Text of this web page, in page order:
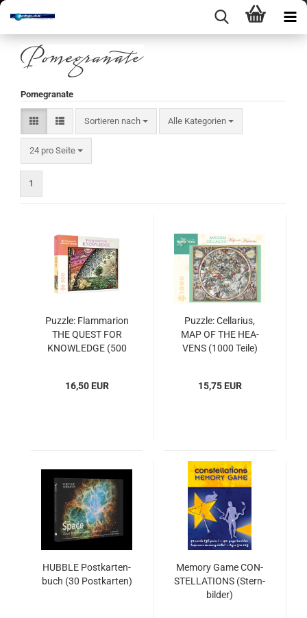
Pomegranate
Sortieren nach
Sortieren nach Alle Kategorien
24 pro Seite
pro Seite
1
Puz­zle: Flam­ma­ri­on
THE QUEST FOR
KNOW­LEDGE (500
16,50 EUR
Puz­zle: Cel­la­ri­us,
MAP OF THE HEA­
VENS (1000 Teile)
15,75 EUR
HUB­BLE Post­kar­ten­
buch (30 Post­kar­ten)
Me­mo­ry Game CON­
STEL­LA­TI­ONS (Stern­
bil­der)